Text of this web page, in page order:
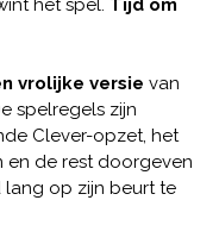
het spel. Tijd om
vrolijke versie van
spelregels zijn
Clever-opzet, het
en de rest doorgeven
lang op zijn beurt te